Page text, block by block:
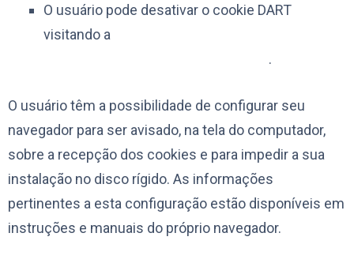
O usuário pode desativar o cookie DART
visitando a
.
O usuário têm a possibilidade de configurar seu
navegador para ser avisado, na tela do computador,
sobre a recepção dos cookies e para impedir a sua
instalação no disco rígido. As informações
pertinentes a esta configuração estão disponíveis em
instruções e manuais do próprio navegador.